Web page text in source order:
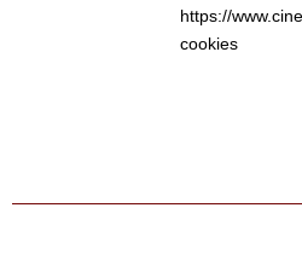
https://
cookies